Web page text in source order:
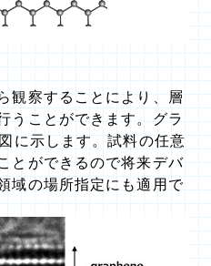
観察することにより、層
うことができます。グラ
に示します。試料の任意
とができるので将来デバ
域の場所指定にも適用で